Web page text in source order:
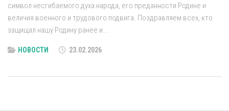
символ несгибаемого духа народа, его преданности Родине и
величия военного и трудового подвига. Поздравляем всех, кто
защищал нашу Родину ранее и...
НОВОСТИ 23.02.2026